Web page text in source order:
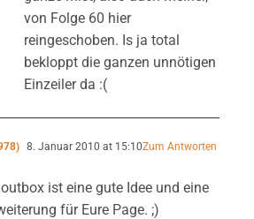
von Folge 60 hier
reingeschoben. Is ja total
bekloppt die ganzen unnötigen
Einzeiler da :(
8. Januar 2010 at 15:10Zum Antworten
ist eine gute Idee und eine
für Eure Page. ;)